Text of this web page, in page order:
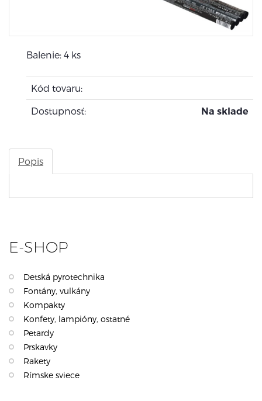
Balenie: 4 ks
Kód tovaru:
Dostupnosť: Na sklade
Popis
E-SHOP
Detská pyrotechnika
Fontány, vulkány
Kompakty
Konfety, lampióny, ostatné
Petardy
Prskavky
Rakety
Rímske sviece